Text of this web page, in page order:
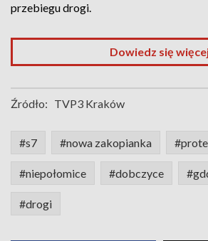
przebiegu drogi.
Dowiedz się
Źródło: TVP3 Kraków
#s7 #nowa zakopianka
#niepołomice #dobczyce
#drogi